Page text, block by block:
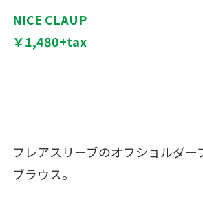
NICE CLAUP
￥1,480+tax
フレアスリーブのオフショルダー
ブラウス。